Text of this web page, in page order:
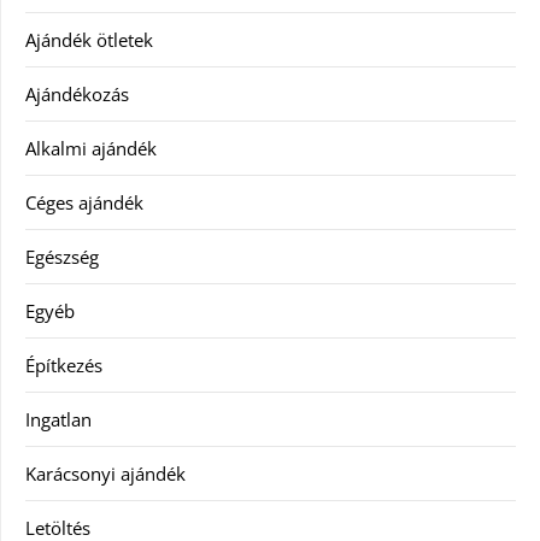
Ajándék ötletek
Ajándékozás
Alkalmi ajándék
Céges ajándék
Egészség
Egyéb
Építkezés
Ingatlan
Karácsonyi ajándék
Letöltés